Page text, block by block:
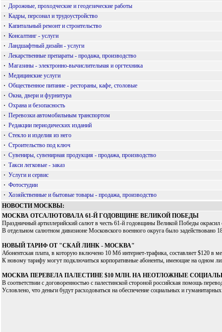
· Дорожные, проходческие и геодезические работы
· Кадры, персонал и трудоустройство
· Капитальный ремонт и строительство
· Консалтинг - услуги
· Ландшафтный дизайн - услуги
· Лекарственные препараты - продажа, производство
· Магазины - электронно-вычислительная и оргтехника
· Медицинские услуги
· Общественное питание - рестораны, кафе, столовые
· Окна, двери и фурнитура
· Охрана и безопасность
· Перевозки автомобильным транспортом
· Редакции периодических изданий
· Стекло и изделия из него
· Строительство под ключ
· Сувениры, сувенирная продукция - продажа, производство
· Такси легковые - заказ
· Услуги и сервис
· Фотостудии
· Хозяйственные и бытовые товары - продажа, производство
НОВОСТИ МОСКВЫ:
МОСКВА ОТСАЛЮТОВАЛА 61-Й ГОДОВЩИНЕ ВЕЛИКОЙ ПОБЕДЫ
Праздничный артиллерийский салют в честь 61-й годовщины Великой Победы
В отдельном салютном дивизионе Московского военного округа было задействовано
НОВЫЙ ТАРИФ ОТ "СКАЙ ЛИНК - МОСКВА"
Абонентская плата, в которую включено 10 Мб интернет-трафика, составляет $120 в
К новому тарифу могут подключиться корпоративные абоненты, имеющие на одном
МОСКВА ПЕРЕВЕЛА ПАЛЕСТИНЕ $10 МЛН. НА НЕОТЛОЖНЫЕ
В соответствии с договоренностью с палестинской стороной российская помощь
Условлено, что деньги будут расходоваться на обеспечение социальных и